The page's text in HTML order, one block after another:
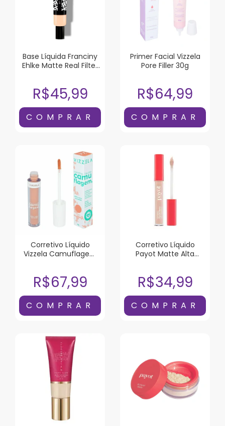
Base Líquida Franciny
Ehlke Matte Real Filter
R$45,99
Primer Facial Vizzela
Pore Filler 30g
R$64,99
Corretivo Líquido
Vizzela Camuflagem
R$67,99
Corretivo Líquido
Payot Matte Alta
R$34,99